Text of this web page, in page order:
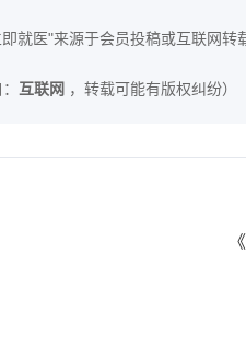
就医"来源于会员投稿或互联网
互联网 ，转载可能有版权纠纷）